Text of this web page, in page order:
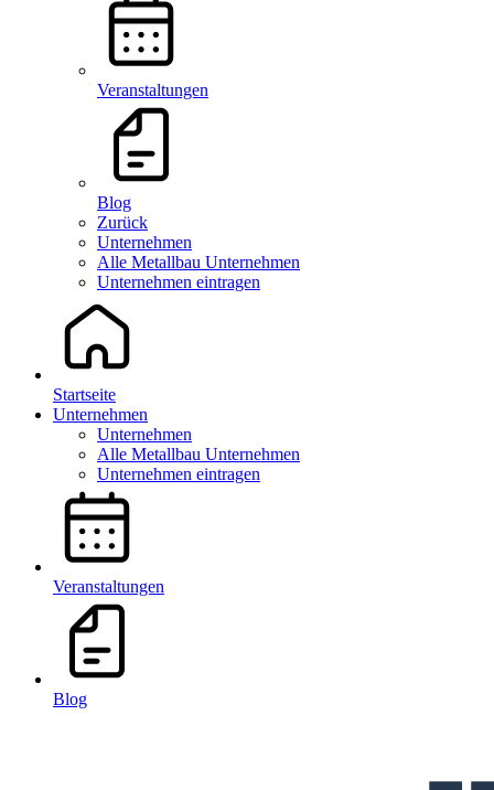
Veranstaltungen
Blog
Zurück
Unternehmen
Alle Metallbau Unternehmen
Unternehmen eintragen
Startseite
Unternehmen
Unternehmen
Alle Metallbau Unternehmen
Unternehmen eintragen
Veranstaltungen
Blog